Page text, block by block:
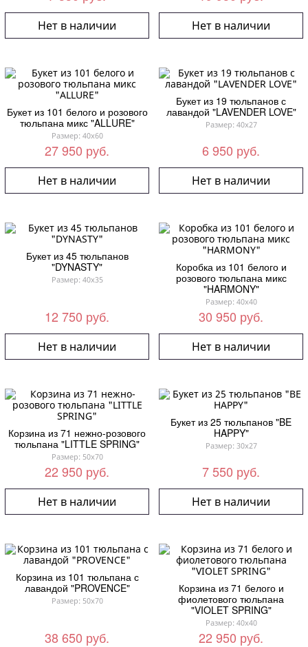
Нет в наличии Нет в наличии
Букет из 101 белого и розового
тюльпана микс "ALLURE"
Размер: 40x60
27 950 руб.
Нет в наличии
Букет из 19 тюльпанов с
лавандой "LAVENDER LOVE"
Размер: 40x27
6 950 руб.
Нет в наличии
Букет из 45 тюльпанов
"DYNASTY"
Размер: 40x35
12 750 руб.
Нет в наличии
Коробка из 101 белого и
розового тюльпана микс
"HARMONY"
Размер: 40x40
30 950 руб.
Нет в наличии
Корзина из 71 нежно-розового
тюльпана "LITTLE SPRING"
Размер: 50x70
22 950 руб.
Нет в наличии
Букет из 25 тюльпанов "BE
HAPPY"
Размер: 30x27
7 550 руб.
Нет в наличии
Корзина из 101 тюльпана с
лавандой "PROVENCE"
Размер: 50x70
38 650 руб.
Корзина из 71 белого и
фиолетового тюльпана
"VIOLET SPRING"
Размер: 40x40
22 950 руб.